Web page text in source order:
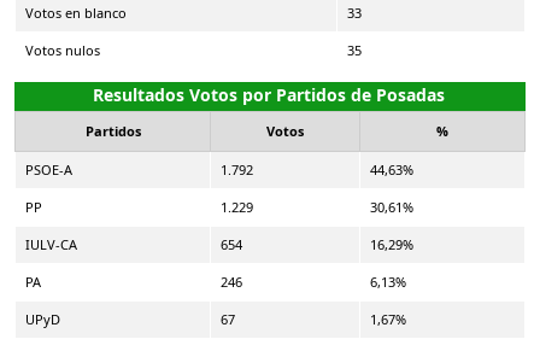
Votos en blanco 33
Votos nulos 35
Resultados Votos por Partidos de Posadas
Partidos Votos %
PSOE-A 1.792 44,63%
PP 1.229 30,61%
IULV-CA 654 16,29%
PA 246 6,13%
UPyD 67 1,67%